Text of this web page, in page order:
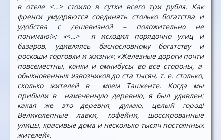
в отеле <…> стоило в сутки всего три рубля. Как
френги умудряются соединять столько богатства и
удобства с дешевизной – положительно не
понимаю!»; «<…> я исходил порядочно улиц и
базаров, удивляясь баснословному богатству и
роскоши торговли и жизни»; «Железные дороги почти
повсеместны, конки и омнибусы во все стороны, а
обыкновенных извозчиков до ста тысяч, т. е. столько,
сколько жителей в моем Ташкенте. Когда мы
прибыли в намеченную деревню, я был удивлен:
какая же это деревня, думаю, целый город!
Великолепные лавки, кофейни, шоссированные
улицы, красивые дома и несколько тысяч постоянных
жителей».